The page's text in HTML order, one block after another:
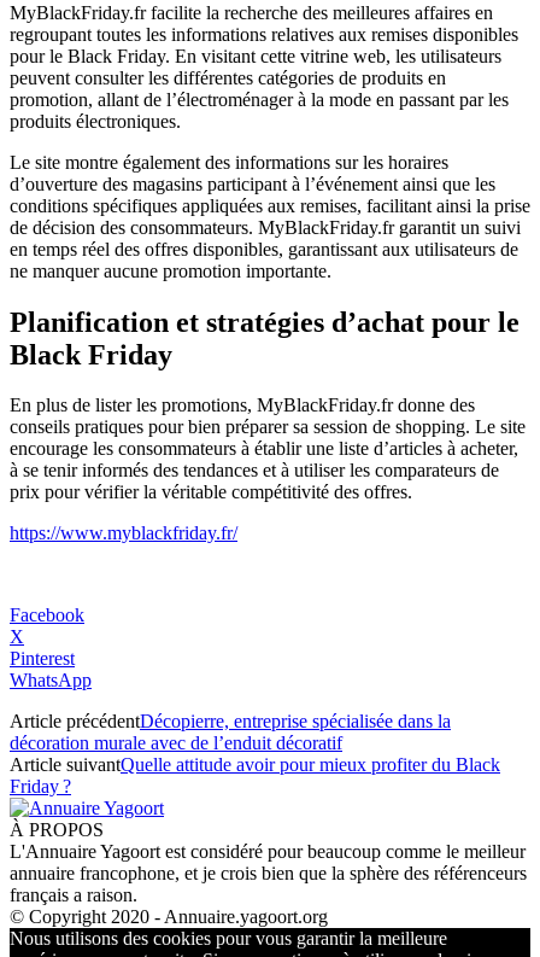
MyBlackFriday.fr facilite la recherche des meilleures affaires en
regroupant toutes les informations relatives aux remises disponibles
pour le Black Friday. En visitant cette vitrine web, les utilisateurs
peuvent consulter les différentes catégories de produits en
promotion, allant de l’électroménager à la mode en passant par les
produits électroniques.
Le site montre également des informations sur les horaires
d’ouverture des magasins participant à l’événement ainsi que les
conditions spécifiques appliquées aux remises, facilitant ainsi la prise
de décision des consommateurs. MyBlackFriday.fr garantit un suivi
en temps réel des offres disponibles, garantissant aux utilisateurs de
ne manquer aucune promotion importante.
Planification et stratégies d’achat pour le
Black Friday
En plus de lister les promotions, MyBlackFriday.fr donne des
conseils pratiques pour bien préparer sa session de shopping. Le site
encourage les consommateurs à établir une liste d’articles à acheter,
à se tenir informés des tendances et à utiliser les comparateurs de
prix pour vérifier la véritable compétitivité des offres.
https://www.myblackfriday.fr/
Facebook
X
Pinterest
WhatsApp
Article précédentDécopierre, entreprise spécialisée dans la
décoration murale avec de l’enduit décoratif
Article suivantQuelle attitude avoir pour mieux profiter du Black
Friday ?
À PROPOS
L'Annuaire Yagoort est considéré pour beaucoup comme le meilleur
annuaire francophone, et je crois bien que la sphère des référenceurs
français a raison.
© Copyright 2020 - Annuaire.yagoort.org
Nous utilisons des cookies pour vous garantir la meilleure